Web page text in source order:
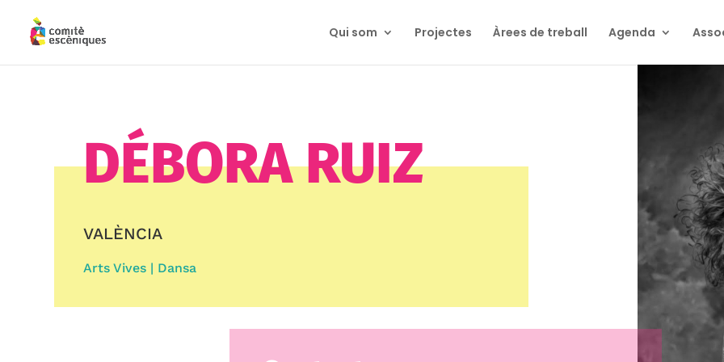
Qui som Projectes Àrees de treball Agenda
DÉBORA RUIZ
VALÈNCIA
Arts Vives | Dansa